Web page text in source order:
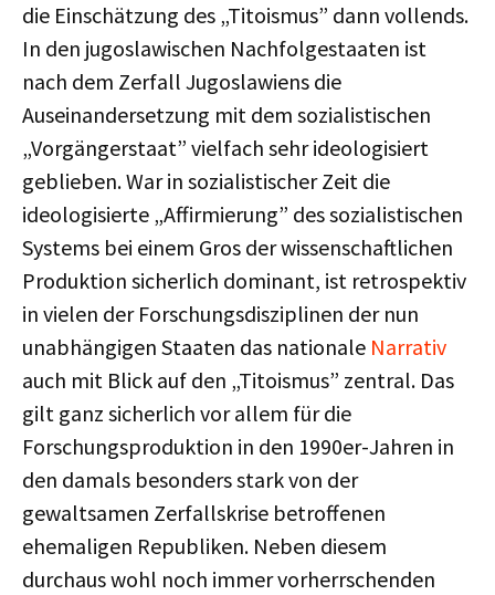
die Einschätzung des „Titoismus” dann vollends.
In den jugoslawischen Nachfolgestaaten ist
nach dem Zerfall Jugoslawiens die
Auseinandersetzung mit dem sozialistischen
„Vorgängerstaat” vielfach sehr ideologisiert
geblieben. War in sozialistischer Zeit die
ideologisierte „Affirmierung” des sozialistischen
Systems bei einem Gros der wissenschaftlichen
Produktion sicherlich dominant, ist retrospektiv
in vielen der Forschungsdisziplinen der nun
unabhängigen Staaten das nationale Narrativ
auch mit Blick auf den „Titoismus” zentral. Das
gilt ganz sicherlich vor allem für die
Forschungsproduktion in den 1990er-Jahren in
den damals besonders stark von der
gewaltsamen Zerfallskrise betroffenen
ehemaligen Republiken. Neben diesem
durchaus wohl noch immer vorherrschenden